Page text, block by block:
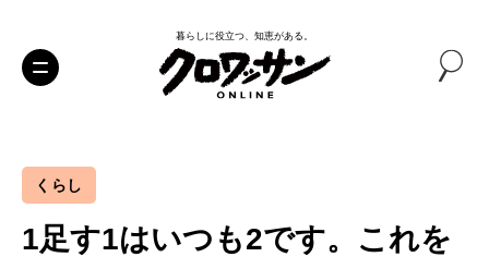
暮らしに役立つ、知恵がある。
くらし
1足す1はいつも2です。これを